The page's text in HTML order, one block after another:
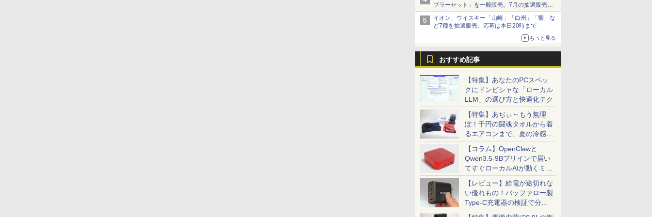
ブラーセット」を一般販売。7月の抽選販売の
当選無効分
イオン、ウイスキー「山崎」「白州」「響」な
ど7種を抽選販売。応募は本日20時まで
もっと見る
おすすめ記事
【特集】あなたのPCスペッ
クにドンピシャな「ローカル
LLM」の選び方と快適化テク
【特集】あぢぃ～もう無理
ぽ！千円の闘魂タオルから着
るエアコンまで、夏の冷感グ
ッズ一挙紹介
【コラム】OpenClawと
Qwen3.5-9Bプリインで届い
てすぐローカルAIが動くミニ
PC「SER9 Pro」
【レビュー】給電が途切れな
い優れもの！バッファロー製
Type-C充電器の検証で分か
ったこと